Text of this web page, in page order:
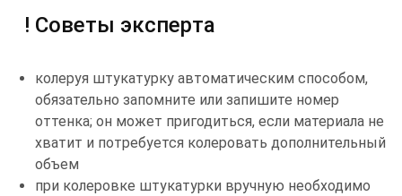
! Советы эксперта
колеруя штукатурку автоматическим способом,
обязательно запомните или запишите номер
оттенка; он может пригодиться, если материала не
хватит и потребуется колеровать дополнительный
объем
при колеровке штукатурки вручную необходимо